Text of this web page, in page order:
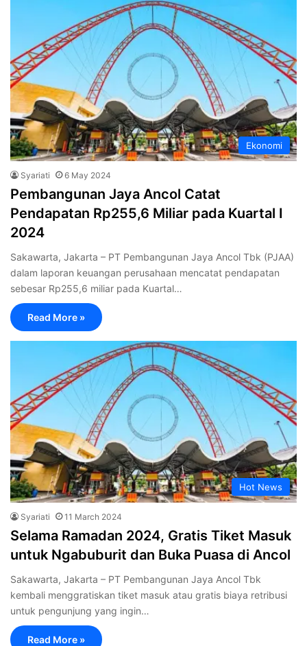
Ekonomi
Syariati 6 May 2024
Pembangunan Jaya Ancol Catat
Pendapatan Rp255,6 Miliar pada Kuartal I
2024
Sakawarta, Jakarta – PT Pembangunan Jaya Ancol Tbk (PJAA)
dalam laporan keuangan perusahaan mencatat pendapatan
sebesar Rp255,6 miliar pada Kuartal…
Read More »
Hot News
Syariati 11 March 2024
Selama Ramadan 2024, Gratis Tiket Masuk
untuk Ngabuburit dan Buka Puasa di Ancol
Sakawarta, Jakarta – PT Pembangunan Jaya Ancol Tbk
kembali menggratiskan tiket masuk atau gratis biaya retribusi
untuk pengunjung yang ingin…
Read More »